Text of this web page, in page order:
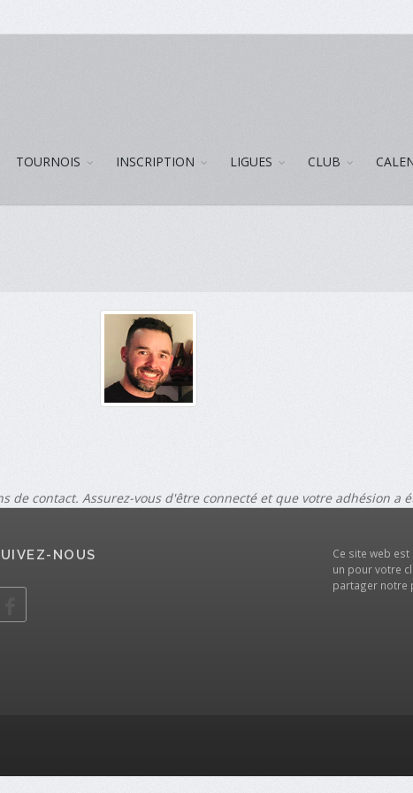
TOURNOIS INSCRIPTION LIGUES CLUB
contact. Assurez-vous d'être connecté et que votre adhésion a
NOUS Ce site web
un pour votre
partager notre